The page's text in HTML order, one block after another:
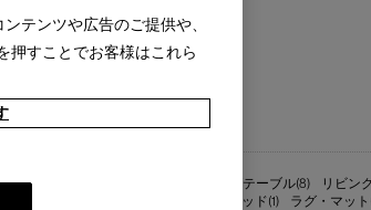
紹介を見る
オットマン ・ ベンチ(4) ダイニングテーブル(8) リビン
ベッド(1) ラグ・マッ
テンツや広告のご提供や、
押すことでお客様はこれら